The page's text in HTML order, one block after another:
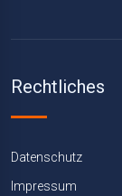
Rechtliches
Datenschutz
Impressum